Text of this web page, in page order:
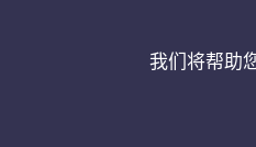
我们将帮助